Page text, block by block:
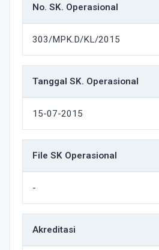
No. SK. Operasional
303/MPK.D/KL/2015
Tanggal SK. Operasional
15-07-2015
File SK Operasional
-
Akreditasi